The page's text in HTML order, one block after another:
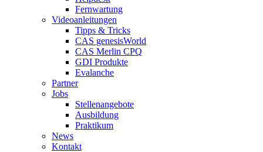
Fernwartung
Videoanleitungen
Tipps & Tricks
CAS genesisWorld
CAS Merlin CPQ
GDI Produkte
Evalanche
Partner
Jobs
Stellenangebote
Ausbildung
Praktikum
News
Kontakt